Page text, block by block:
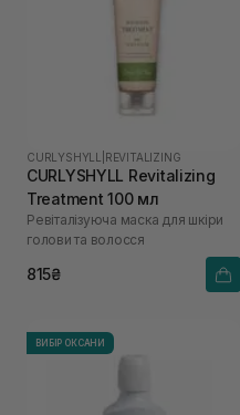
CURLYSHYLL REVITALIZING
CURLYSHYLL Revitalizing
Treatment 100 мл
Ревіталізуюча маска для шкіри
голови та волосся
815₴
ВИБІР ОКСАНИ